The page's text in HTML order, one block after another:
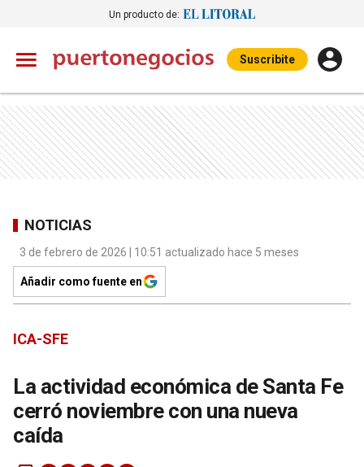
Un producto de:
Suscribite
NOTICIAS
3 de febrero de 2026 | 10:51 actualizado hace 5 meses
Añadir como fuente en
ICA-SFE
La actividad económica de Santa Fe
cerró noviembre con una nueva
caída